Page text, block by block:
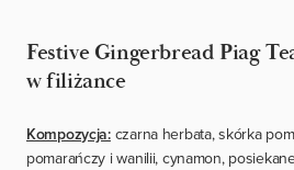
Festive Gingerbread Piag
w filiżance
Kompozycja: czarna herbata, skórka
pomarańczy i wanilii, cynamon,